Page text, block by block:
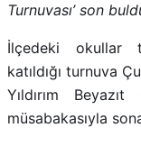
Turnuvası’ son
İlçedeki okullar
katıldığı turnuva
Yıldırım
müsabakasıyla